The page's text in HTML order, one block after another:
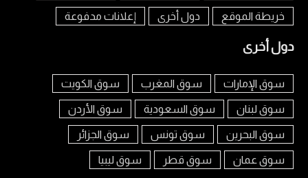
خريطة الموقع دول أخرى إعلانات مدفوعة
دول أخرى
سوق الإمارات سوق المغرب سوق الكويت
سوق لبنان سوق السعودية سوق الأردن
سوق البحرين سوق تونس سوق الجزائر
سوق عمان سوق قطر سوق ليبيا